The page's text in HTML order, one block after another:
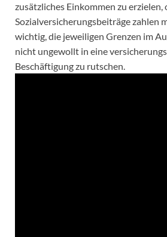
zusätzliches Einkommen zu erzielen,
Sozialversicherungsbeiträge zahlen
wichtig, die jeweiligen Grenzen im
nicht ungewollt in eine
Beschäftigung zu rutschen.